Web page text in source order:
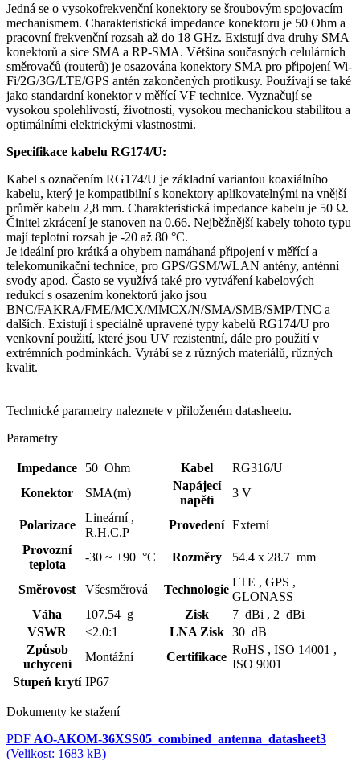
Jedná se o vysokofrekvenčníkonektory se šroubovým spojovacím
mechanismem. Charakteristická impedance konektoru je 50 Ohm a
pracovní frekvenční rozsah až do 18 GHz. Existují dva druhy SMA
konektorů a sice SMA a RP-SMA. Většina současných celulárních
směrovačů (routerů) je osazována konektory SMA pro připojeníWi-
Fi/2G/3G/LTE/GPS antén zakončených protikusy. Používají se také
jako standardníkonektorv měřící VF technice. Vyznačují se
vysokou spolehlivostí, životností, vysokou mechanickou stabilitou a
optimálními elektrickými vlastnostmi.
Specifikace kabelu RG174/U:
Kabel s označením RG174/U je základní variantou koaxiálního
kabelu, který je kompatibilní s konektory aplikovatelnými na vnější
průměr kabelu 2,8 mm. Charakteristická impedance kabelu je 50 Ω.
Činitel zkrácení je stanoven na 0.66. Nejběžnější kabely tohoto typu
mají teplotní rozsah je -20 až 80 °C.
Je ideální pro krátká a ohybem namáhaná připojení v měřící a
telekomunikační technice, pro GPS/GSM/WLAN antény, anténní
svody apod. Často se využívá také pro vytváření kabelových
redukcí s osazením konektorů jako jsou
BNC/FAKRA/FME/MCX/MMCX/N/SMA/SMB/SMP/TNC a
dalších. Existují i speciálně upravené typy kabelů RG174/U pro
venkovní použití, které jsou UV rezistentní, dále pro použití v
extrémních podmínkách. Vyrábí se z různých materiálů, různých
kvalit.
Technické parametry naleznete v přiloženém datasheetu.
Parametry
Impedance 50 Ohm Kabel
RG316/U
Konektor
SMA(m)
Napájecí
napětí
3 V
Polarizace
Lineární ,
R.H.C.P
Provedení Externí
Provozní
teplota
-30 ~ +90 °C Rozměry 54.4 x 28.7 mm
Směrovost Všesměrová Technologie
LTE , GPS ,
GLONASS
Váha
107.54 g Zisk 7 dBi , 2 dBi
VSWR
<2.0:1 LNA Zisk
30 dB
Způsob
uchycení
Montážní Certifikace
RoHS , ISO 14001 ,
ISO 9001
Stupeň krytí IP67
Dokumenty ke stažení
PDF AO-AKOM-36XSS05_combined_antenna_datasheet3
(Velikost: 1683 kB)